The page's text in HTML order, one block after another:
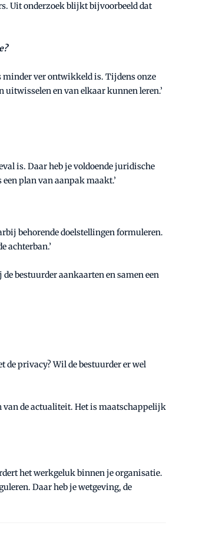
Uit onderzoek blijkt bijvoorbeeld dat
minder ver ontwikkeld is. Tijdens onze
en van elkaar kunnen leren.’
is. Daar heb je voldoende juridische
plan van aanpak maakt.’
behorende doelstellingen formuleren.
achterban.’
bestuurder aankaarten en samen een
de privacy? Wil de bestuurder er wel
de actualiteit. Het is maatschappelijk
het werkgeluk binnen je organisatie.
Daar heb je wetgeving, de